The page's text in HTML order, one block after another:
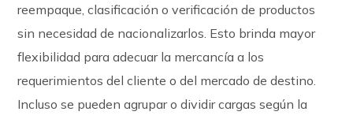
reempaque, clasificación o verificación de productos
sin necesidad de nacionalizarlos. Esto brinda mayor
flexibilidad para adecuar la mercancía a los
requerimientos del cliente o del mercado de destino.
Incluso se pueden agrupar o dividir cargas según la